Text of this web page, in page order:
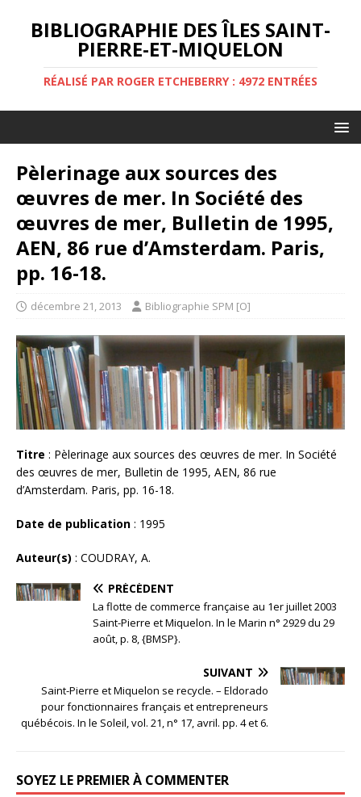
BIBLIOGRAPHIE DES ÎLES SAINT-
PIERRE-ET-MIQUELON
RÉALISÉ PAR ROGER ETCHEBERRY : 4972 ENTRÉES
Pèlerinage aux sources des
œuvres de mer. In Société des
œuvres de mer, Bulletin de 1995,
AEN, 86 rue d’Amsterdam. Paris,
pp. 16-18.
décembre 21, 2013 Bibliographie SPM [O]
Titre : Pèlerinage aux sources des œuvres de mer. In Société
des œuvres de mer, Bulletin de 1995, AEN, 86 rue
d’Amsterdam. Paris, pp. 16-18.
Date de publication : 1995
Auteur(s) : COUDRAY, A.
PRÉCÉDENT
La flotte de commerce française au 1er juillet 2003
Saint-Pierre et Miquelon. In le Marin n° 2929 du 29
août, p. 8, {BMSP}.
SUIVANT
Saint-Pierre et Miquelon se recycle. – Eldorado
pour fonctionnaires français et entrepreneurs
québécois. In le Soleil, vol. 21, n° 17, avril. pp. 4 et 6.
SOYEZ LE PREMIER À COMMENTER